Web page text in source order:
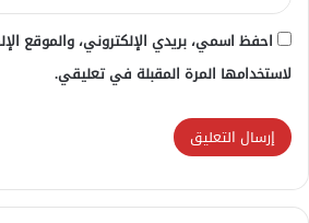
احفظ اسمي، بريدي الإلكتروني، والموقع
لاستخدامها المرة المقبلة في تعليقي.